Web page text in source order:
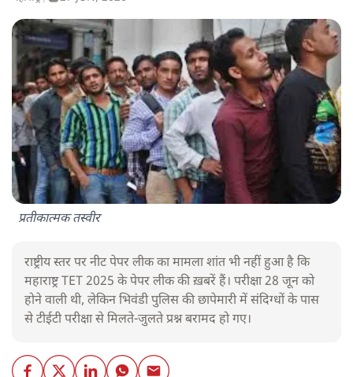
प्रतीकात्मक तस्वीर
राष्ट्रीय स्तर पर नीट पेपर लीक का मामला शांत भी नहीं हुआ है कि
महाराष्ट्र TET 2025 के पेपर लीक की ख़बरें हैं। परीक्षा 28 जून को
होने वाली थी, लेकिन भिवंडी पुलिस की छापेमारी में संदिग्धों के पास
से टीईटी परीक्षा से मिलते-जुलते प्रश्न बरामद हो गए।